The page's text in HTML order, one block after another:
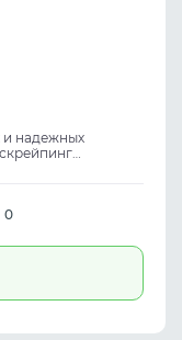
и надежных
для
0